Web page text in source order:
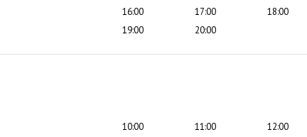
16:00
17:00
18:00
19:00
20:00
10:00 11:00
12:00